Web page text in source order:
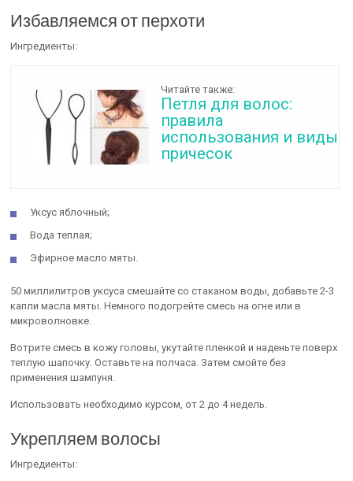
Избавляемся от перхоти
Ингредиенты:
Читайте также:
Петля для волос:
правила
использования и виды
причесок
Уксус яблочный;
Вода теплая;
Эфирное масло мяты.
50 миллилитров уксуса смешайте со стаканом воды, добавьте 2-3
капли масла мяты. Немного подогрейте смесь на огне или в
микроволновке.
Вотрите смесь в кожу головы, укутайте пленкой и наденьте поверх
теплую шапочку. Оставьте на полчаса. Затем смойте без
применения шампуня.
Использовать необходимо курсом, от 2 до 4 недель.
Укрепляем волосы
Ингредиенты: